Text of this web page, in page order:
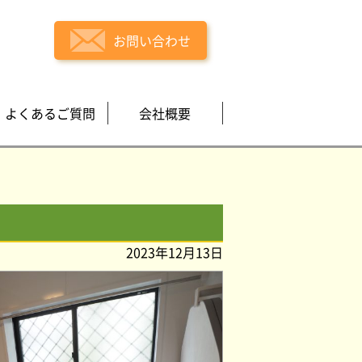
お問い合わせ
よくあるご質問 会社概要
2023年12月13日